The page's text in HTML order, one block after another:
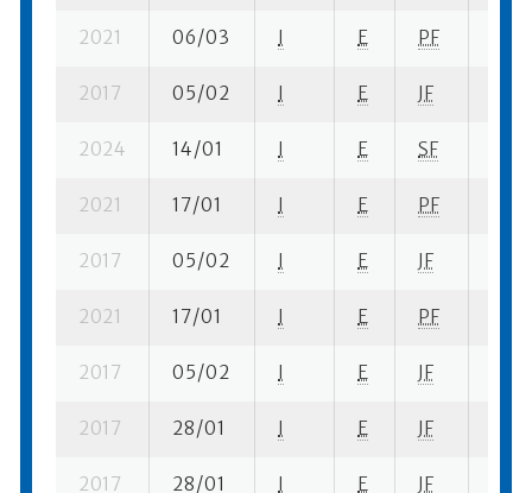
2021 06/03 I E PF
2017 05/02 I E JF
2024 14/01 I E SF
2021 17/01 I E PF
2017 05/02 I E JF
2021 17/01 I E PF
2017 05/02 I E JF
2017 28/01 I E JF
2017 28/01 I E JF